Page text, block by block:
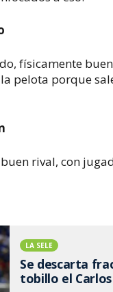
físicamente
pelota porque
rival, con
LA SELE
Se descarta
tobillo el